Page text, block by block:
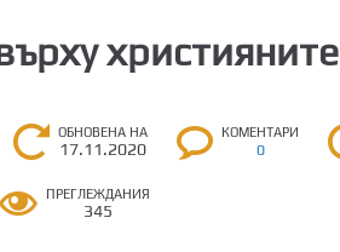
християните
ОБНОВЕНА НА
17.11.2020
КОМЕНТАРИ
0
ПРЕГЛЕЖДАНИЯ
345